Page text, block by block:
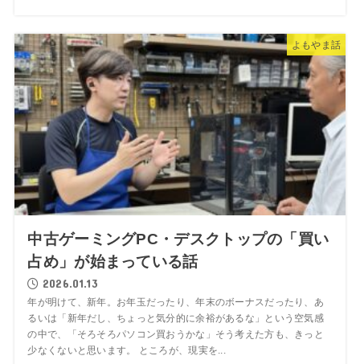
よもやま話
中古ゲーミングPC・デスクトップの「買い
占め」が始まっている話
2026.01.13
年が明けて、新年。お年玉だったり、年末のボーナスだったり、あ
るいは「新年だし、ちょっと気分的に余裕があるな」という空気感
の中で、「そろそろパソコン買おうかな」そう考えた方も、きっと
少なくないと思います。 ところが、現実を...